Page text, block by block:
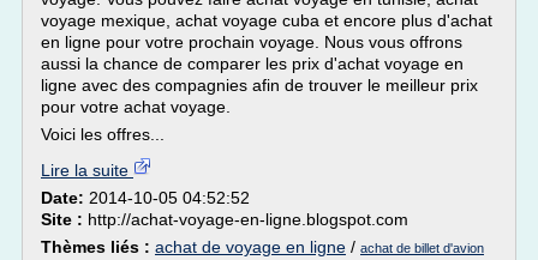
voyage mexique, achat voyage cuba et encore plus d'achat
en ligne pour votre prochain voyage. Nous vous offrons
aussi la chance de comparer les prix d'achat voyage en
ligne avec des compagnies afin de trouver le meilleur prix
pour votre achat voyage.
Voici les offres...
Lire la suite
Date: 2014-10-05 04:52:52
Site : http://achat-voyage-en-ligne.blogspot.com
Thèmes liés : achat de voyage en ligne / achat de billet d'avion